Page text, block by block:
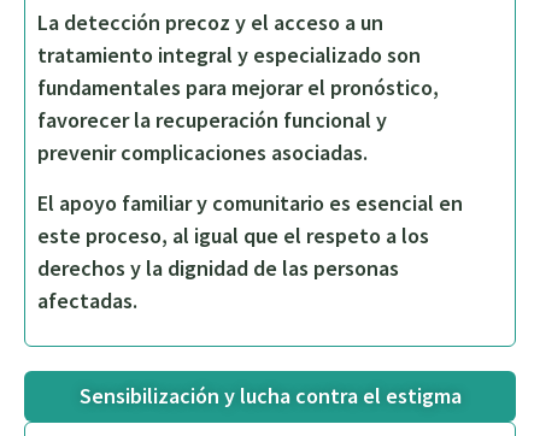
La detección precoz y el acceso a un
tratamiento integral y especializado son
fundamentales para mejorar el pronóstico,
favorecer la recuperación funcional y
prevenir complicaciones asociadas.
El apoyo familiar y comunitario es esencial en
este proceso, al igual que el respeto a los
derechos y la dignidad de las personas
afectadas.
Sensibilización y lucha contra el estigma